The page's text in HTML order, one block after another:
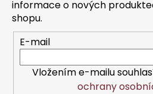
informace o nových
shopu.
E-mail
Vložením e-mailu
ochrany